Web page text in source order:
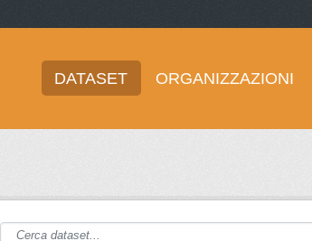
DATASET ORGANIZZAZIONI